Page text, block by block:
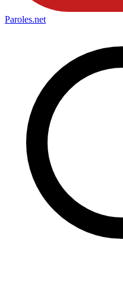
Paroles.net